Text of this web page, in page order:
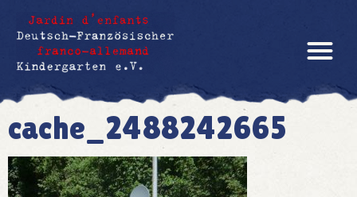
cache_2488242665